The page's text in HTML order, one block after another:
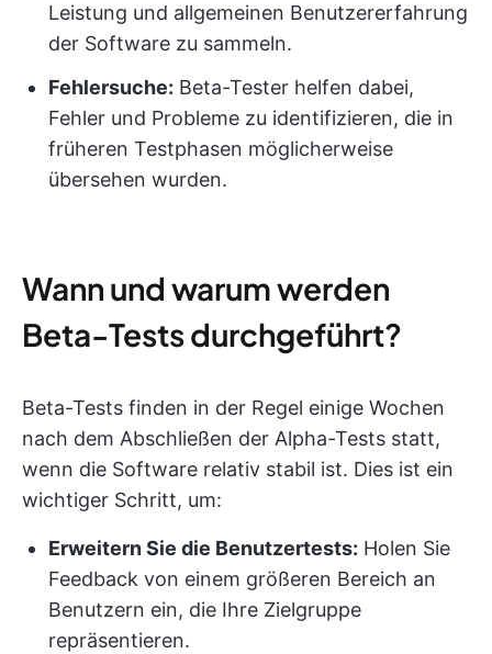
Leistung und allgemeinen Benutzererfahrung
der Software zu sammeln.
Fehlersuche: Beta-Tester helfen dabei,
Fehler und Probleme zu identifizieren, die in
früheren Testphasen möglicherweise
übersehen wurden.
Wann und warum werden
Beta-Tests durchgeführt?
Beta-Tests finden in der Regel einige Wochen
nach dem Abschließen der Alpha-Tests statt,
wenn die Software relativ stabil ist. Dies ist ein
wichtiger Schritt, um:
Erweitern Sie die Benutzertests: Holen Sie
Feedback von einem größeren Bereich an
Benutzern ein, die Ihre Zielgruppe
repräsentieren.